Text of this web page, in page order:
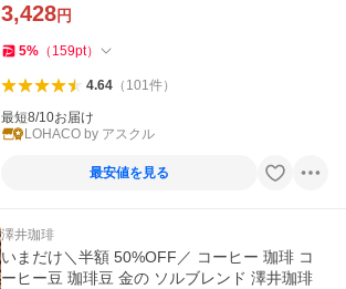
3,428円
5% （ 159pt）
4.64（ 101件）
最短8/10お届け
LOHACO by アスクル
最安値を見る
澤井珈琲
いまだけ＼半額 50%OFF／ コーヒー 珈琲 コ
ーヒー豆 珈琲豆 金の ソルブレンド 澤井珈琲